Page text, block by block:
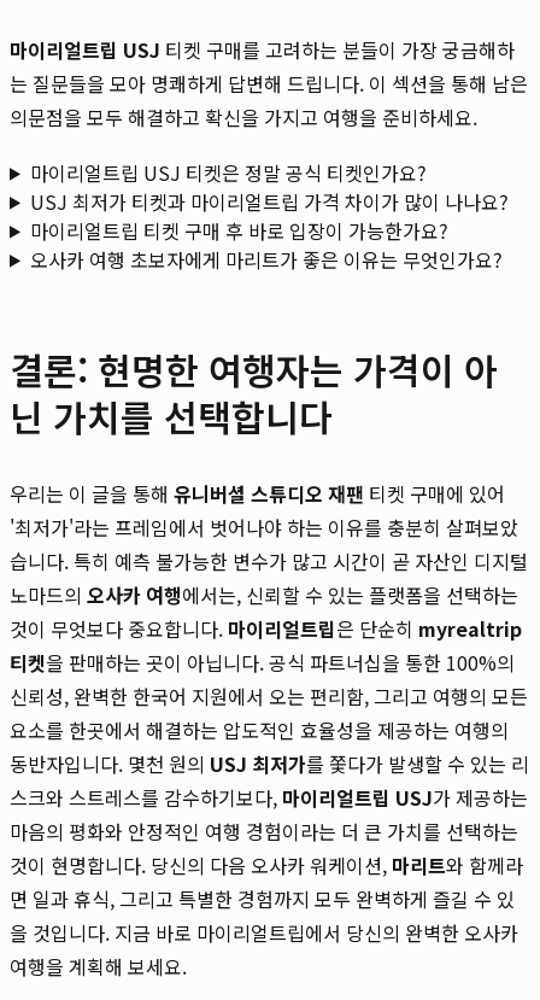
마이리얼트립 USJ 티켓 구매를 고려하는 분들이 가장 궁금해하
는 질문들을 모아 명쾌하게 답변해 드립니다. 이 섹션을 통해 남은
의문점을 모두 해결하고 확신을 가지고 여행을 준비하세요.
마이리얼트립 USJ 티켓은 정말 공식 티켓인가요?
USJ 최저가 티켓과 마이리얼트립 가격 차이가 많이 나나요?
마이리얼트립 티켓 구매 후 바로 입장이 가능한가요?
오사카 여행 초보자에게 마리트가 좋은 이유는 무엇인가요?
결론: 현명한 여행자는 가격이 아
닌 가치를 선택합니다
우리는 이 글을 통해 유니버셜 스튜디오 재팬 티켓 구매에 있어
'최저가'라는 프레임에서 벗어나야 하는 이유를 충분히 살펴보았
습니다. 특히 예측 불가능한 변수가 많고 시간이 곧 자산인 디지털
노마드의 오사카 여행에서는, 신뢰할 수 있는 플랫폼을 선택하는
것이 무엇보다 중요합니다. 마이리얼트립은 단순히 myrealtrip
티켓을 판매하는 곳이 아닙니다. 공식 파트너십을 통한 100%의
신뢰성, 완벽한 한국어 지원에서 오는 편리함, 그리고 여행의 모든
요소를 한곳에서 해결하는 압도적인 효율성을 제공하는 여행의
동반자입니다. 몇천 원의 USJ 최저가를 쫓다가 발생할 수 있는 리
스크와 스트레스를 감수하기보다, 마이리얼트립 USJ가 제공하는
마음의 평화와 안정적인 여행 경험이라는 더 큰 가치를 선택하는
것이 현명합니다. 당신의 다음 오사카 워케이션, 마리트와 함께라
면 일과 휴식, 그리고 특별한 경험까지 모두 완벽하게 즐길 수 있
을 것입니다. 지금 바로 마이리얼트립에서 당신의 완벽한 오사카
여행을 계획해 보세요.